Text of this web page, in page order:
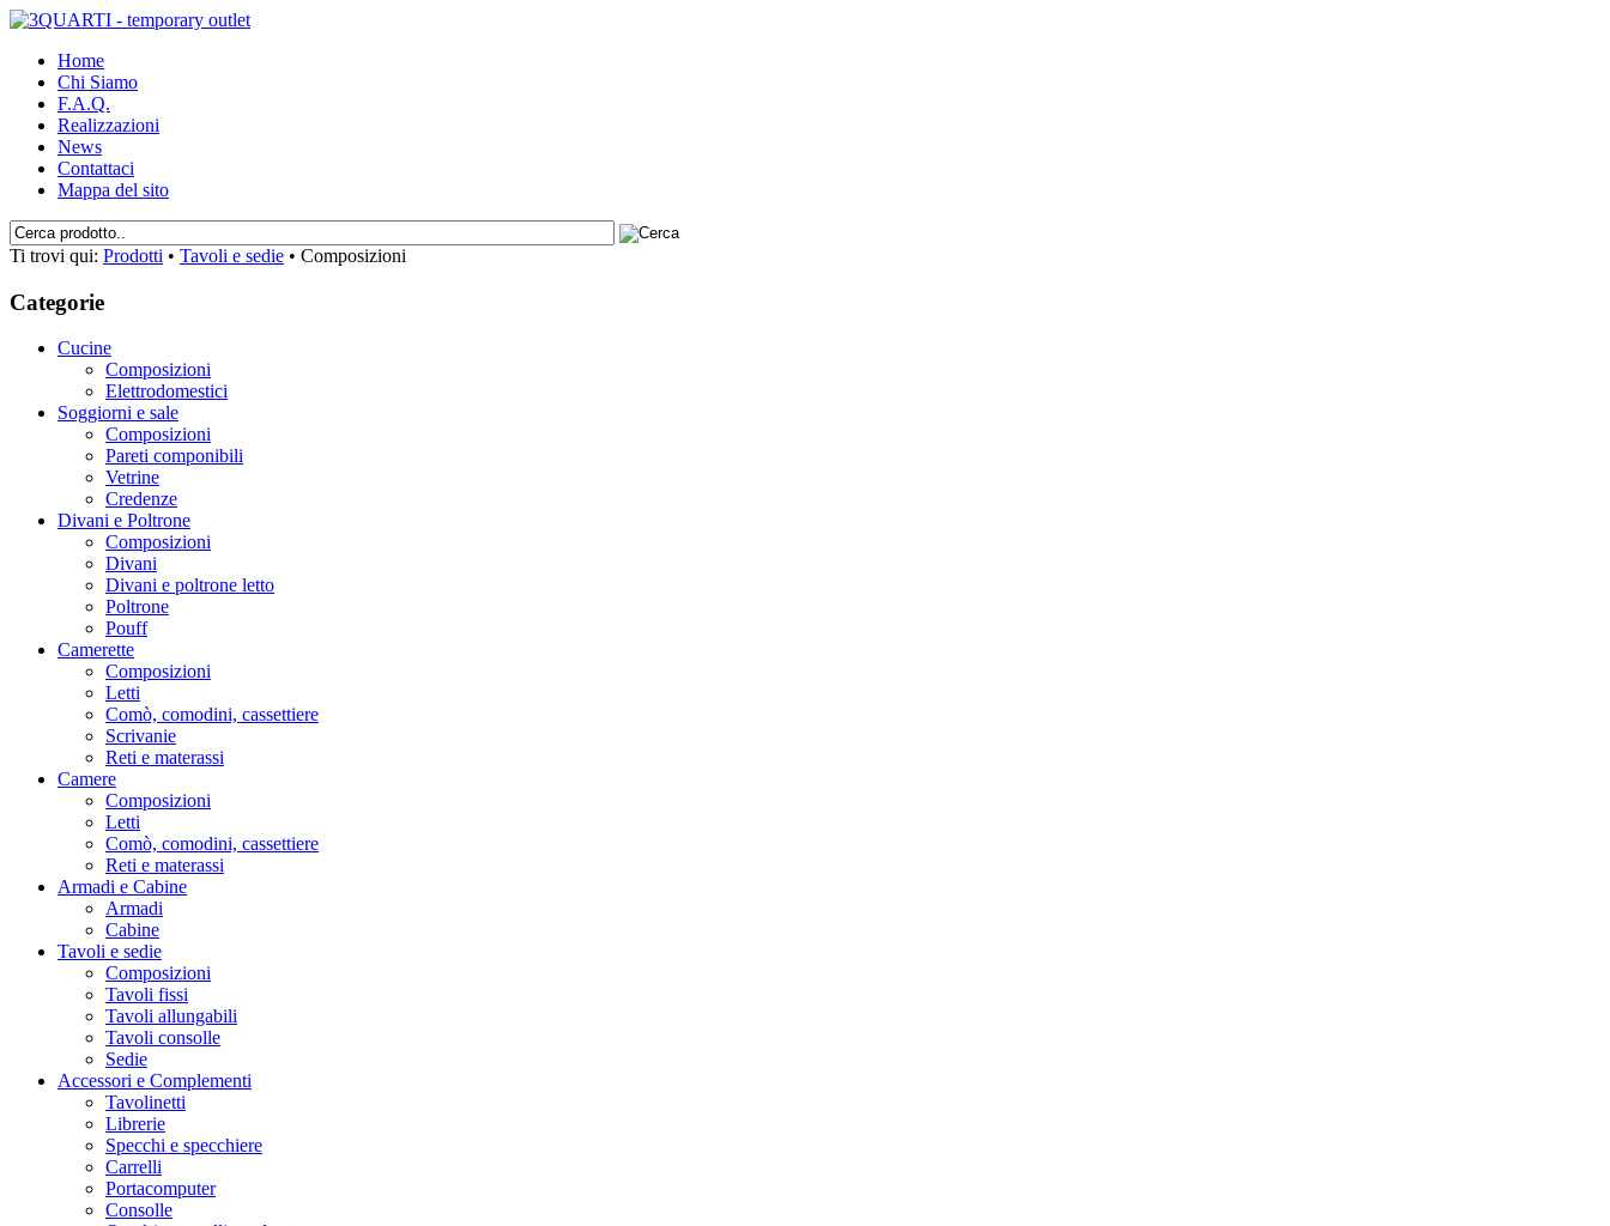
Home
Chi Siamo
F.A.Q.
Realizzazioni
News
Contattaci
Mappa del sito
Ti trovi qui: Prodotti • Tavoli e sedie • Composizioni
Categorie
Cucine
Composizioni
Elettrodomestici
Soggiorni e sale
Composizioni
Pareti componibili
Vetrine
Credenze
Divani e Poltrone
Composizioni
Divani
Divani e poltrone letto
Poltrone
Pouff
Camerette
Composizioni
Letti
Comò, comodini, cassettiere
Scrivanie
Reti e materassi
Camere
Composizioni
Letti
Comò, comodini, cassettiere
Reti e materassi
Armadi e Cabine
Armadi
Cabine
Tavoli e sedie
Composizioni
Tavoli fissi
Tavoli allungabili
Tavoli consolle
Sedie
Accessori e Complementi
Tavolinetti
Librerie
Specchi e specchiere
Carrelli
Portacomputer
Consolle